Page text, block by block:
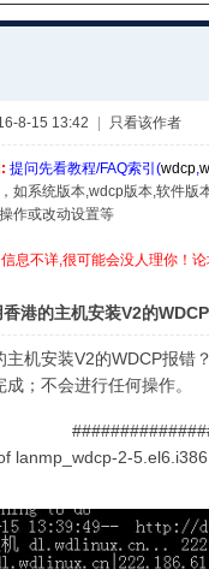
8-15 13:42 只看该作者
提问先看教程/FAQ索引(wdcp,
如系统版本,wdcp版本,软件版
作或改动设置等
息不详,很可能会没人理你！
港的主机安装V2的
主机安装V2的WDCP报错
；不会进行任何操作。
lanmp_wdcp-2-